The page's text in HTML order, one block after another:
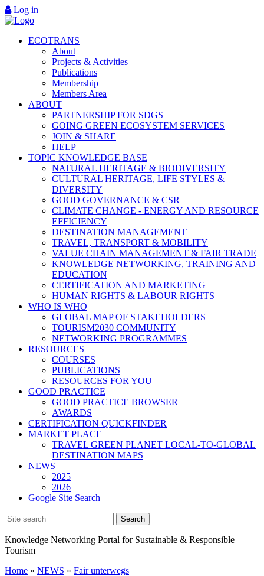
Log in
ECOTRANS
About
Projects & Activities
Publications
Membership
Members Area
ABOUT
PARTNERSHIP FOR SDGS
GOING GREEN ECOSYSTEM SERVICES
JOIN & SHARE
HELP
TOPIC KNOWLEDGE BASE
NATURAL HERITAGE & BIODIVERSITY
CULTURAL HERITAGE, LIFE STYLES &
DIVERSITY
GOOD GOVERNANCE & CSR
CLIMATE CHANGE - ENERGY AND RESOURCE
EFFICIENCY
DESTINATION MANAGEMENT
TRAVEL, TRANSPORT & MOBILITY
VALUE CHAIN MANAGEMENT & FAIR TRADE
KNOWLEDGE NETWORKING, TRAINING AND
EDUCATION
CERTIFICATION AND MARKETING
HUMAN RIGHTS & LABOUR RIGHTS
WHO IS WHO
GLOBAL MAP OF STAKEHOLDERS
TOURISM2030 COMMUNITY
NETWORKING PROGRAMMES
RESOURCES
COURSES
PUBLICATIONS
RESOURCES FOR YOU
GOOD PRACTICE
GOOD PRACTICE BROWSER
AWARDS
CERTIFICATION QUICKFINDER
MARKET PLACE
TRAVEL GREEN PLANET LOCAL-TO-GLOBAL
DESTINATION MAPS
NEWS
2025
2026
Google Site Search
Knowledge Networking Portal for Sustainable & Responsible
Tourism
Home » NEWS » Fair unterwegs